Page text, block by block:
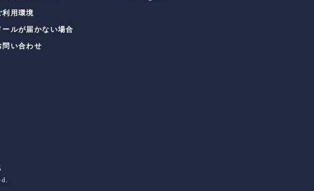
利用環境
ールが届かない場合
問い合わせ